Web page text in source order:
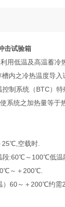
击试验箱
用低温及高温蓄冷
内之冷热温度导
制系统（BTC）
系统之加热量等于
25℃,空载时.
段:60℃～100℃低
～＋200℃.
）60～＋200℃约需